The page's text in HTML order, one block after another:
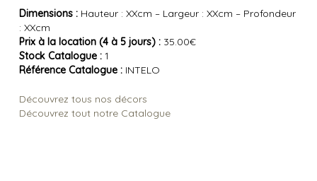
Dimensions :Hauteur : XXcm – Largeur : XXcm – Profondeur
: XXcm
Prix à la location (4 à 5 jours) :35.00€
Stock Catalogue :1
Référence Catalogue :INTELO
Découvrez tous nos décors
Découvrez tout notre Catalogue